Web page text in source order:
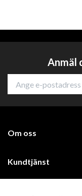
Anmäl
Om oss
Kundtjänst